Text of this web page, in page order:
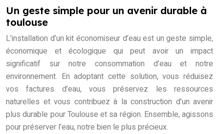
Un geste simple pour un avenir durable à
toulouse
L’installation d’un kit économiseur d’eau est un geste simple,
économique et écologique qui peut avoir un impact
significatif sur notre consommation d’eau et notre
environnement. En adoptant cette solution, vous réduisez
vos factures d’eau, vous préservez les ressources
naturelles et vous contribuez à la construction d’un avenir
plus durable pour Toulouse et sa région. Ensemble, agissons
pour préserver l’eau, notre bien le plus précieux.